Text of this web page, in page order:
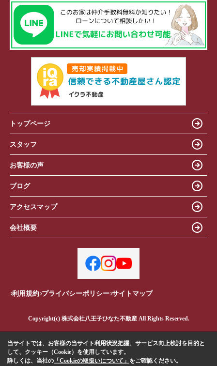
トップページ
スタッフ
お客様の声
ブログ
アクセスマップ
会社概要
利用規約 プライバシーポリシー サイトマップ
Copyright(c) 株式会社八王子ひなた不動産 All Rights Reserved.
当サイトでは、お客様の当サイト利用状況把握、サービス向上検討を目的と
して、クッキー（Cookie）を使用しています。
詳しくは、当社の 「Cookieの取扱いについて」 をご確認ください。